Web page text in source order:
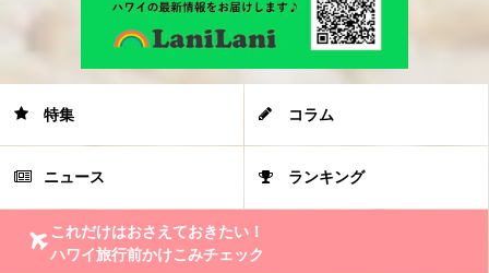
特集 コラム
ニュース ランキング
これだけはおさえておきたい！
ハワイ旅行前かけこみチェック